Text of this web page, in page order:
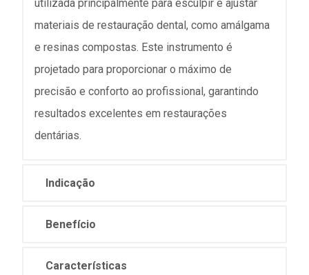
utilizada principalmente para esculpir e ajustar
materiais de restauração dental, como amálgama
e resinas compostas. Este instrumento é
projetado para proporcionar o máximo de
precisão e conforto ao profissional, garantindo
resultados excelentes em restaurações
dentárias.
Indicação
Benefício
Características